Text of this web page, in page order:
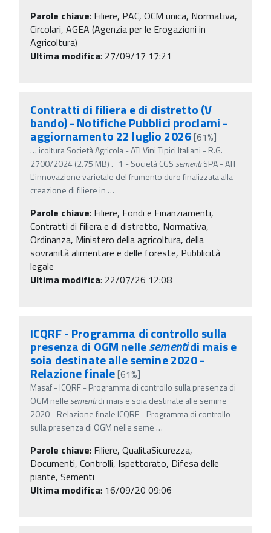
Parole chiave: Filiere, PAC, OCM unica, Normativa,
Circolari, AGEA (Agenzia per le Erogazioni in
Agricoltura)
Ultima modifica: 27/09/17 17:21
Contratti di filiera e di distretto (V
bando) - Notifiche Pubblici proclami -
aggiornamento 22 luglio 2026[61%]
… icoltura Società Agricola - ATI Vini Tipici Italiani - R.G.
2700/2024 (2.75 MB) . 1 - Società CGS sementiSPA - ATI
L'innovazione varietale del frumento duro finalizzata alla
creazione di filiere in …
Parole chiave: Filiere, Fondi e Finanziamenti,
Contratti di filiera e di distretto, Normativa,
Ordinanza, Ministero della agricoltura, della
sovranità alimentare e delle foreste, Pubblicità
legale
Ultima modifica: 22/07/26 12:08
ICQRF - Programma di controllo sulla
presenza di OGM nellesementidi mais e
soia destinate alle semine 2020 -
Relazione finale[61%]
Masaf - ICQRF - Programma di controllo sulla presenza di
OGM nelle sementidi mais e soia destinate alle semine
2020 - Relazione finale ICQRF - Programma di controllo
sulla presenza di OGM nelle seme …
Parole chiave: Filiere, QualitaSicurezza,
Documenti, Controlli, Ispettorato, Difesa delle
piante, Sementi
Ultima modifica: 16/09/20 09:06